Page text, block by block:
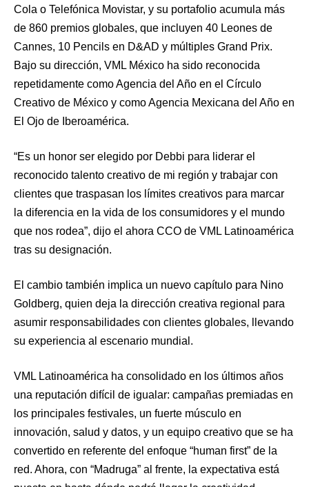
Cola o Telefónica Movistar, y su portafolio acumula más
de 860 premios globales, que incluyen 40 Leones de
Cannes, 10 Pencils en D&AD y múltiples Grand Prix.
Bajo su dirección, VML México ha sido reconocida
repetidamente como Agencia del Año en el Círculo
Creativo de México y como Agencia Mexicana del Año en
El Ojo de Iberoamérica.
“Es un honor ser elegido por Debbi para liderar el
reconocido talento creativo de mi región y trabajar con
clientes que traspasan los límites creativos para marcar
la diferencia en la vida de los consumidores y el mundo
que nos rodea”, dijo el ahora CCO de VML Latinoamérica
tras su designación.
El cambio también implica un nuevo capítulo para Nino
Goldberg, quien deja la dirección creativa regional para
asumir responsabilidades con clientes globales, llevando
su experiencia al escenario mundial.
VML Latinoamérica ha consolidado en los últimos años
una reputación difícil de igualar: campañas premiadas en
los principales festivales, un fuerte músculo en
innovación, salud y datos, y un equipo creativo que se ha
convertido en referente del enfoque “human first” de la
red. Ahora, con “Madruga” al frente, la expectativa está